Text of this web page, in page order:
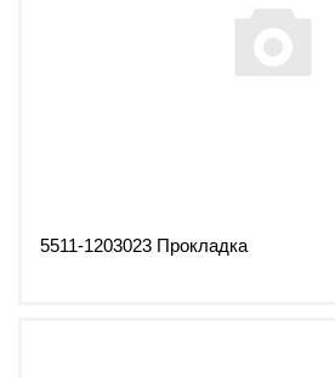
5511-1203023 Прокладка